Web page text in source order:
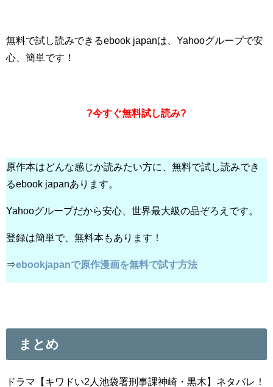
無料で試し読みできるebook japanは、Yahooグループで安
心、簡単です！
?今すぐ無料試し読み?
原作本はどんな感じか読みたい方に、無料で試し読みでき
るebook japanあります。
Yahooグループだから安心、世界最大級の品ぞろえです。
登録は簡単で、無料本もあります！
⇒ebookjapanで原作漫画を無料で試す方法
まとめ
ドラマ【キワドい2人池袋署刑事課神崎・黒木】ネタバレ！